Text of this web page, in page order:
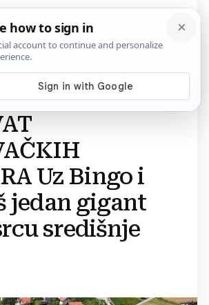
OBJEKT
Uz Bingo i
jedan gigant
središnje